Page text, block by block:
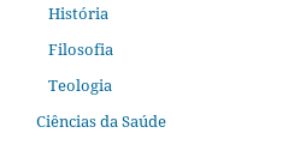
História
Filosofia
Teologia
Ciências da Saúde